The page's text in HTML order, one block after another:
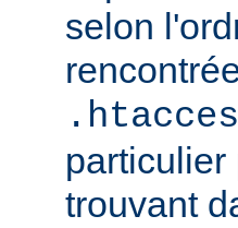
selon
particulier
trouvant